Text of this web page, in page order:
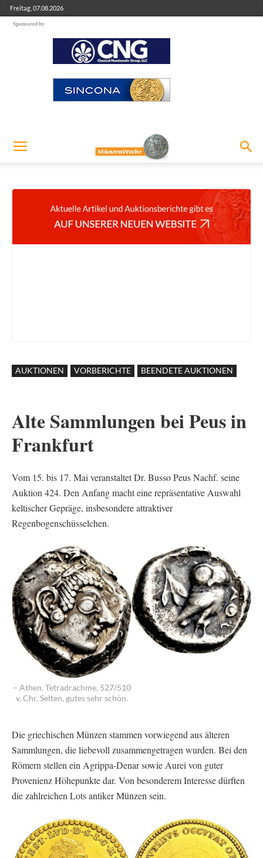
Freitag, 07.08.2026
Sponsored by
AUKTIONEN VORBERICHTE BEENDETE AUKTIONEN
Alte Sammlungen bei Peus in
Frankfurt
Vom 15. bis 17. Mai veranstaltet Dr. Busso Peus Nachf. seine
Auktion 424. Den Anfang macht eine repräsentative Auswahl
keltischer Gepräge, insbesondere attraktiver
Regenbogenschüsselchen.
– Athen. Tetradrachme, 527/510
v. Chr. Selten, gutes sehr schön.
Die griechischen Münzen stammen vorwiegend aus älteren
Sammlungen, die liebevoll zusammengetragen wurden. Bei den
Römern stellen ein Agrippa-Denar sowie Aurei von guter
Provenienz Höhepunkte dar. Von besonderem Interesse dürften
die zahlreichen Lots antiker Münzen sein.